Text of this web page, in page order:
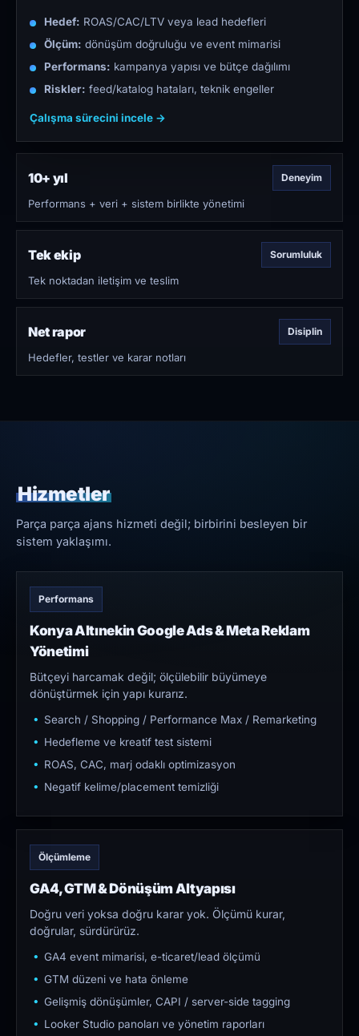
Hedef: ROAS/CAC/LTV veya lead hedefleri
Ölçüm: dönüşüm doğruluğu ve event mimarisi
Performans: kampanya yapısı ve bütçe dağılımı
Riskler: feed/katalog hataları, teknik engeller
Çalışma sürecini incele →
10+ yıl Deneyim
Performans + veri + sistem birlikte yönetimi
Tek ekip Sorumluluk
Tek noktadan iletişim ve teslim
Net rapor Disiplin
Hedefler, testler ve karar notları
Hizmetler
Parça parça ajans hizmeti değil; birbirini besleyen bir
sistem yaklaşımı.
Performans
Konya Altınekin Google Ads & Meta Reklam
Yönetimi
Bütçeyi harcamak değil; ölçülebilir büyümeye
dönüştürmek için yapı kurarız.
Search / Shopping / Performance Max / Remarketing
Hedefleme ve kreatif test sistemi
ROAS, CAC, marj odaklı optimizasyon
Negatif kelime/placement temizliği
Ölçümleme
GA4, GTM & Dönüşüm Altyapısı
Doğru veri yoksa doğru karar yok. Ölçümü kurar,
doğrular, sürdürürüz.
GA4 event mimarisi, e-ticaret/lead ölçümü
GTM düzeni ve hata önleme
Gelişmiş dönüşümler, CAPI / server-side tagging
Looker Studio panoları ve yönetim raporları